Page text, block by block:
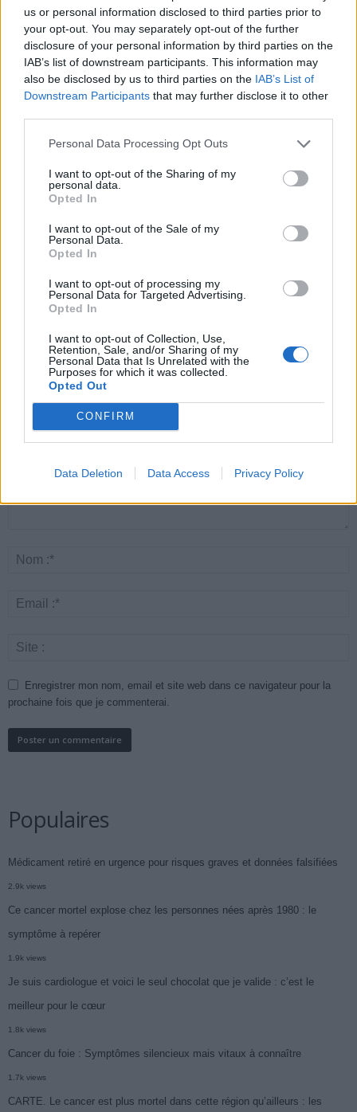
us or personal information disclosed to third parties prior to
your opt-out. You may separately opt-out of the further
disclosure of your personal information by third parties on the
IAB’s list of downstream participants. This information may
also be disclosed by us to third parties on the IAB’s List of
Downstream Participants that may further disclose it to other
Personal Data Processing Opt Outs
I want to opt-out of the Sharing of my
personal data.
Opted In
I want to opt-out of the Sale of my
Personal Data.
Opted In
I want to opt-out of processing my
Personal Data for Targeted Advertising.
Opted In
I want to opt-out of Collection, Use,
Retention, Sale, and/or Sharing of my
Personal Data that Is Unrelated with the
Purposes for which it was collected.
Opted Out
CONFIRM
Data Deletion Data Access Privacy Policy
news
ARTICLES CONNEXES PLUS DE L'AUTEUR
Canicule : les conseils
essentiels des
cardiologues pour
éviter le danger
Éclipse du 12 août :
attention à la pénurie de
lunettes de sécurité
Un chewing-gum
révolutionnaire pour
combattre le cancer
LAISSER UN COMMENTAIRE
Enregistrer mon nom, email et site web dans ce navigateur pour la
prochaine fois que je commenterai.
Populaires
Médicament retiré en urgence pour risques graves et données falsifiées
2.9k views
Ce cancer mortel explose chez les personnes nées après 1980 : le
symptôme à repérer
1.9k views
Je suis cardiologue et voici le seul chocolat que je valide : c’est le
meilleur pour le cœur
1.8k views
Cancer du foie : Symptômes silencieux mais vitaux à connaître
1.7k views
CARTE. Le cancer est plus mortel dans cette région qu’ailleurs : les